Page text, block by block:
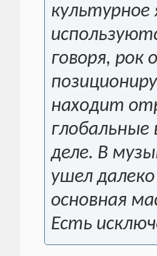
культурное
говоря, рок
находит
деле. В
ушел
основная
Есть